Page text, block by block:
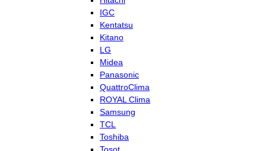
IGC
Kentatsu
Kitano
LG
Midea
Panasonic
QuattroClima
ROYAL Clima
Samsung
TCL
Toshiba